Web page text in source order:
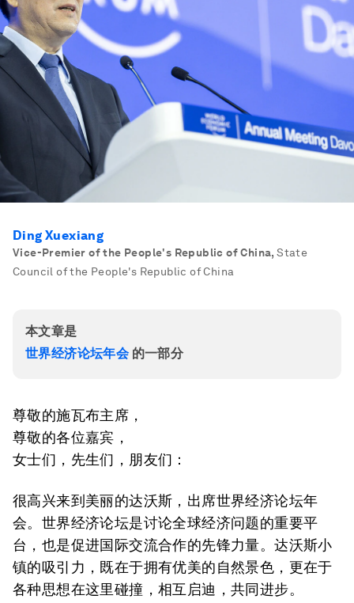
Ding Xuexiang
Vice-Premier of the People's Republic of China, State
Council of the People's Republic of China
本文章是
世界经济论坛年会的一部分
尊敬的施瓦布主席，
尊敬的各位嘉宾，
女士们，先生们，朋友们：
很高兴来到美丽的达沃斯，出席世界经济论坛年
会。世界经济论坛是讨论全球经济问题的重要平
台，也是促进国际交流合作的先锋力量。达沃斯小
镇的吸引力，既在于拥有优美的自然景色，更在于
各种思想在这里碰撞，相互启迪，共同进步。